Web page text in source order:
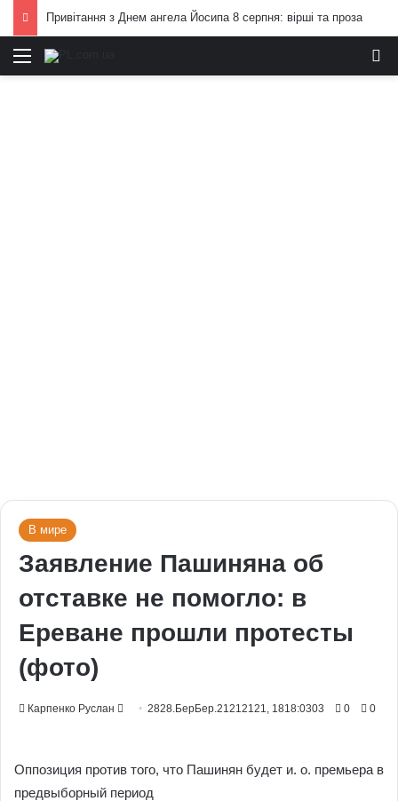
Привітання з Днем ангела Йосипа 8 серпня: вірші та проза
Меню
В мире
Заявление Пашиняна об
отставке не помогло: в
Ереване прошли протесты
(фото)
Карпенко Руслан
Send2828.БерБер.21212121, 1818:0303 0 0
Оппозиция против того, что Пашинян будет и. о. премьера в
предвыборный период